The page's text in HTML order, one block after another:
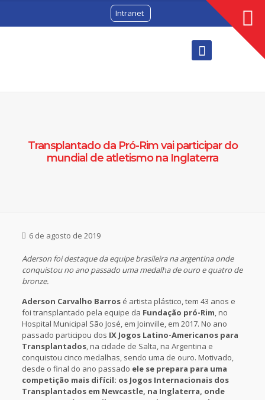
Intranet
Transplantado da Pró-Rim vai participar do
mundial de atletismo na Inglaterra
6 de agosto de 2019
Aderson foi destaque da equipe brasileira na argentina onde
conquistou no ano passado uma medalha de ouro e quatro de
bronze.
Aderson Carvalho Barrosé artista plástico, tem 43 anos e
foi transplantado pela equipe da Fundação pró-Rim, no
Hospital Municipal São José, em Joinville, em 2017. No ano
passado participou dos IX Jogos Latino-Americanos para
Transplantados, na cidade de Salta, na Argentina e
conquistou cinco medalhas, sendo uma de ouro. Motivado,
desde o final do ano passado ele se prepara para uma
competição mais difícil: os Jogos Internacionais dos
Transplantados em Newcastle, na Inglaterra, onde